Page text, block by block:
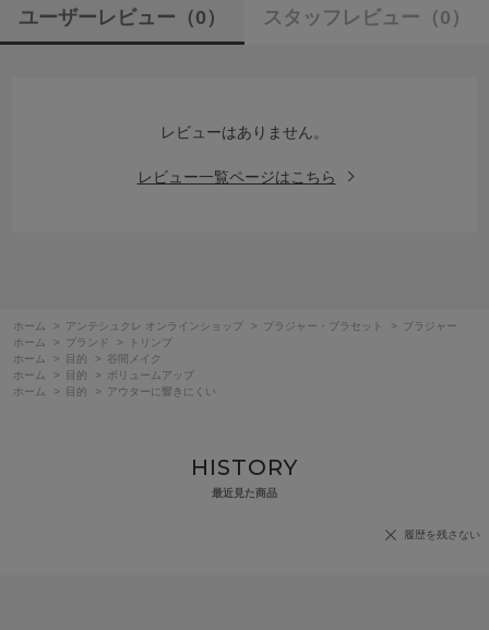
ユーザーレビュー （0） スタッフレビュー （0）
レビューはありません。
レビュー一覧ページはこちら
ホーム > アンテシュクレ オンラインショップ > ブラジャー・ブラセット >
ブラジャー
ホーム
> ブランド >
トリンプ
ホーム
> 目的 >
谷間メイク
ホーム
> 目的 >
ボリュームアップ
ホーム
> 目的 > アウターに響きにくい
HISTORY
最近見た商品
履歴を残さない